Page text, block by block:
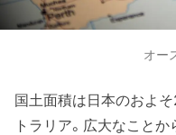
オー
国土面積は日本のおよ
トラリア。広大なこと